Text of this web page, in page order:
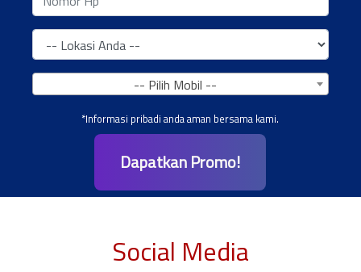
-- Pilih Mobil --
*Informasi pribadi anda aman bersama kami.
Dapatkan Promo!
Social Media